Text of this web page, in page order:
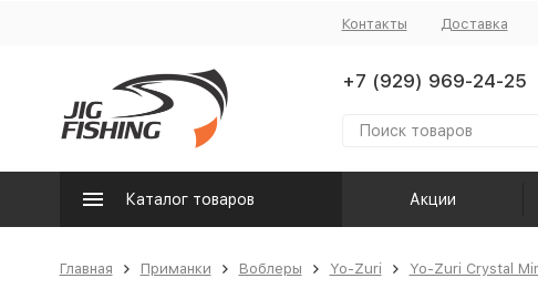
Контакты Доставка
+7 (929) 969-24-25
Каталог товаров Акции
Главная Приманки Воблеры Yo-Zuri Yo-Zuri Crystal